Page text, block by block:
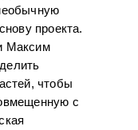
проекта.
Максим
чтобы
с